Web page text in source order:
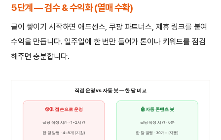
5단계 — 검수 & 수익화 (열매 수확)
글이 쌓이기 시작하면 애드센스, 쿠팡 파트너스, 제휴 링크를 붙여
수익을 만듭니다. 일주일에 한 번만 들어가 톤이나 키워드를 점검
해주면 충분합니다.
직접 운영 vs 자동 봇 — 한 달 비교
😮‍💨 직접 손으로 운영
글당 작성 시간 · 1~2시간
한 달 발행 · 4~8개 (지침)
🤖 자동 콘텐츠 봇
글당 작성 시간 · 0분
한 달 발행 · 30개+ (자동)